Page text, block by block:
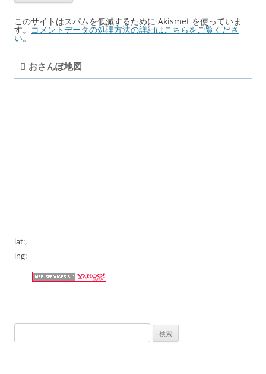
このサイトはスパムを低減するために Akismet を使っていま
す。 コメントデータの処理方法の詳細はこちらをご覧くださ
い。
おさんぽ地図
lat:,
lng:
索: